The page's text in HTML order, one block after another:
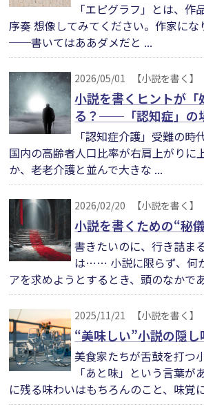
「エピグラフ」とは、作
序奏 想像してみてください。作家に
──書いてはああダメだと ...
2026/05/01 【小説を書く】
小説を書くヒントが「
る？──「認知症」の
「認知症介護」受難の時
国内の高齢者人口比率が右肩上がりに
か、老老介護と並んで大きな ...
2026/02/20 【小説を書く】
小説を書くための“秘
書きたいのに、行き詰ま
は…… 小説に限らず、何
アを求めようとするとき、頭のなかで
2025/11/21 【小説を書く】
“美味しい”小説の隠し
美食家たちが舌鼓を打つ
「あと味」という言葉が
に残る味わいはもちろんのこと、味覚